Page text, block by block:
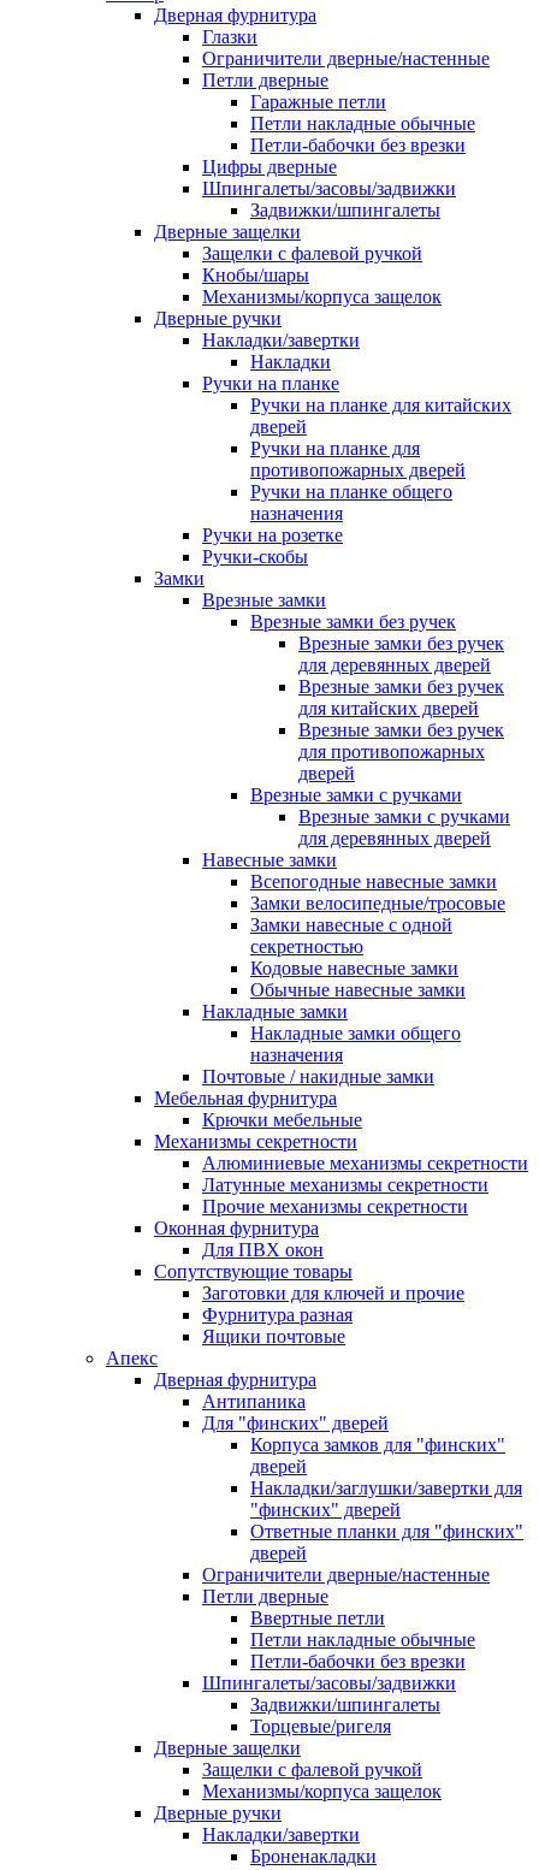
Дверная фурнитура
Глазки
Ограничители дверные/настенные
Петли дверные
Гаражные петли
Петли накладные обычные
Петли-бабочки без врезки
Цифры дверные
Шпингалеты/засовы/задвижки
Задвижки/шпингалеты
Дверные защелки
Защелки с фалевой ручкой
Кнобы/шары
Механизмы/корпуса защелок
Дверные ручки
Накладки/завертки
Накладки
Ручки на планке
Ручки на планке для китайских
дверей
Ручки на планке для
противопожарных дверей
Ручки на планке общего
назначения
Ручки на розетке
Ручки-скобы
Замки
Врезные замки
Врезные замки без ручек
Врезные замки без ручек
для деревянных дверей
Врезные замки без ручек
для китайских дверей
Врезные замки без ручек
для противопожарных
дверей
Врезные замки с ручками
Врезные замки с ручками
для деревянных дверей
Навесные замки
Всепогодные навесные замки
Замки велосипедные/тросовые
Замки навесные с одной
секретностью
Кодовые навесные замки
Обычные навесные замки
Накладные замки
Накладные замки общего
назначения
Почтовые / накидные замки
Мебельная фурнитура
Крючки мебельные
Механизмы секретности
Алюминиевые механизмы секретности
Латунные механизмы секретности
Прочие механизмы секретности
Оконная фурнитура
Для ПВХ окон
Сопутствующие товары
Заготовки для ключей и прочие
Фурнитура разная
Ящики почтовые
Апекс
Дверная фурнитура
Антипаника
Для "финских" дверей
Корпуса замков для "финских"
дверей
Накладки/заглушки/завертки для
"финских" дверей
Ответные планки для "финских"
дверей
Ограничители дверные/настенные
Петли дверные
Ввертные петли
Петли накладные обычные
Петли-бабочки без врезки
Шпингалеты/засовы/задвижки
Задвижки/шпингалеты
Торцевые/ригеля
Дверные защелки
Защелки с фалевой ручкой
Механизмы/корпуса защелок
Дверные ручки
Накладки/завертки
Броненакладки